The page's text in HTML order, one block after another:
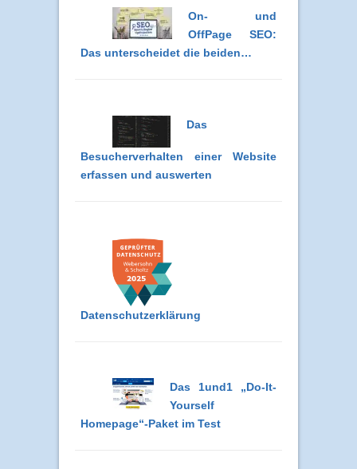
On- und
OffPage SEO:
Das unterscheidet die beiden…
Das
Besucherverhalten einer Website
erfassen und auswerten
Datenschutzerklärung
Das 1und1 „Do-It-
Yourself
Homepage“-Paket im Test